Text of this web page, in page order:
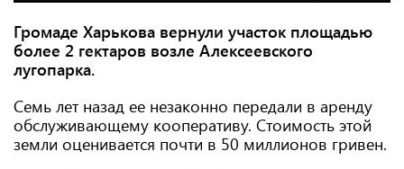
Громаде Харькова вернули участок площадью
более 2 гектаров возле Алексеевского
лугопарка.
Семь лет назад ее незаконно передали в аренду
обслуживающему кооперативу. Стоимость этой
земли оценивается почти в 50 миллионов гривен.